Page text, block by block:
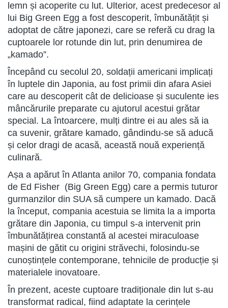
lemn și acoperite cu lut. Ulterior, acest predecesor al
lui Big Green Egg a fost descoperit, îmbunătățit și
adoptat de către japonezi, care se referă cu drag la
cuptoarele lor rotunde din lut, prin denumirea de
„kamado”.
Începând cu secolul 20, soldații americani implicați
în luptele din Japonia, au fost primii din afara Asiei
care au descoperit cât de delicioase și suculente ies
mâncărurile preparate cu ajutorul acestui grătar
special. La întoarcere, mulți dintre ei au ales să ia
ca suvenir, grătare kamado, gândindu-se să aducă
și celor dragi de acasă, această nouă experiență
culinară.
Așa a apărut în Atlanta anilor 70, compania fondata
de Ed Fisher (Big Green Egg) care a permis tuturor
gurmanzilor din SUA să cumpere un kamado. Dacă
la început, compania acestuia se limita la a importa
grătare din Japonia, cu timpul s-a intervenit prin
îmbunătățirea constantă al acestei miraculoase
mașini de gătit cu origini străvechi, folosindu-se
cunoștințele contemporane, tehnicile de producție și
materialele inovatoare.
În prezent, aceste cuptoare tradiționale din lut s-au
transformat radical, fiind adaptate la cerințele